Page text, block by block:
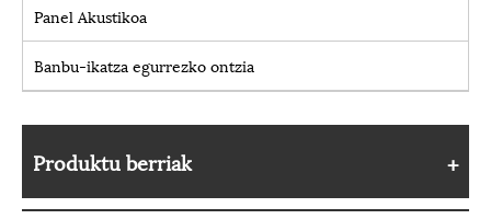
Panel Akustikoa
Banbu-ikatza egurrezko ontzia
Produktu berriak